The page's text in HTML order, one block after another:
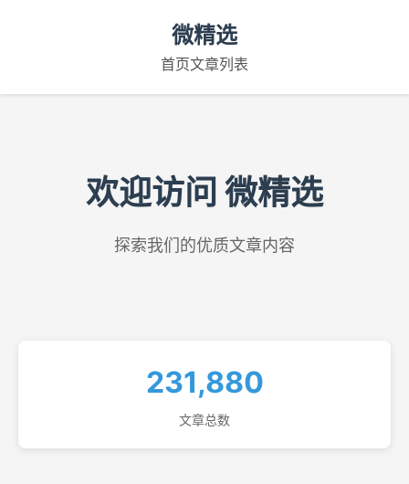
微精选
首页文章列表
欢迎访问 微精选
探索我们的优质文章内容
231,880
文章总数